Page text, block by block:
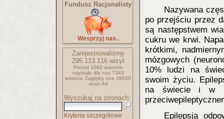
Fundusz Racjonalisty
Wesprzyj nas..
Zarejestrowaliśmy
295.113.116wizyt
Ponad 1062 autorów
napisało dla nas 7343
tekstów. Zajęłyby one 28930
stron A4
Wyszukaj na stronach:
Kryteria szczegółowe
Nazywana
po przejściu przez
są następstwem
cukru we krwi.
krótkimi,
mózgowych
10% ludzi na
swoim życiu.
na świecie i w
Epilepsja